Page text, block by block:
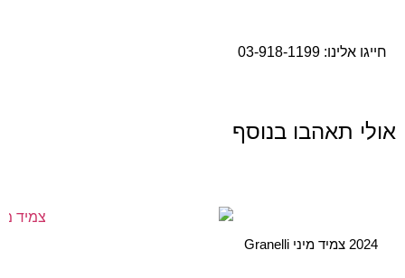
חייגו אלינו: 03-918-1199
אולי תאהבו בנוסף
2024 צמיד מיני Granelli